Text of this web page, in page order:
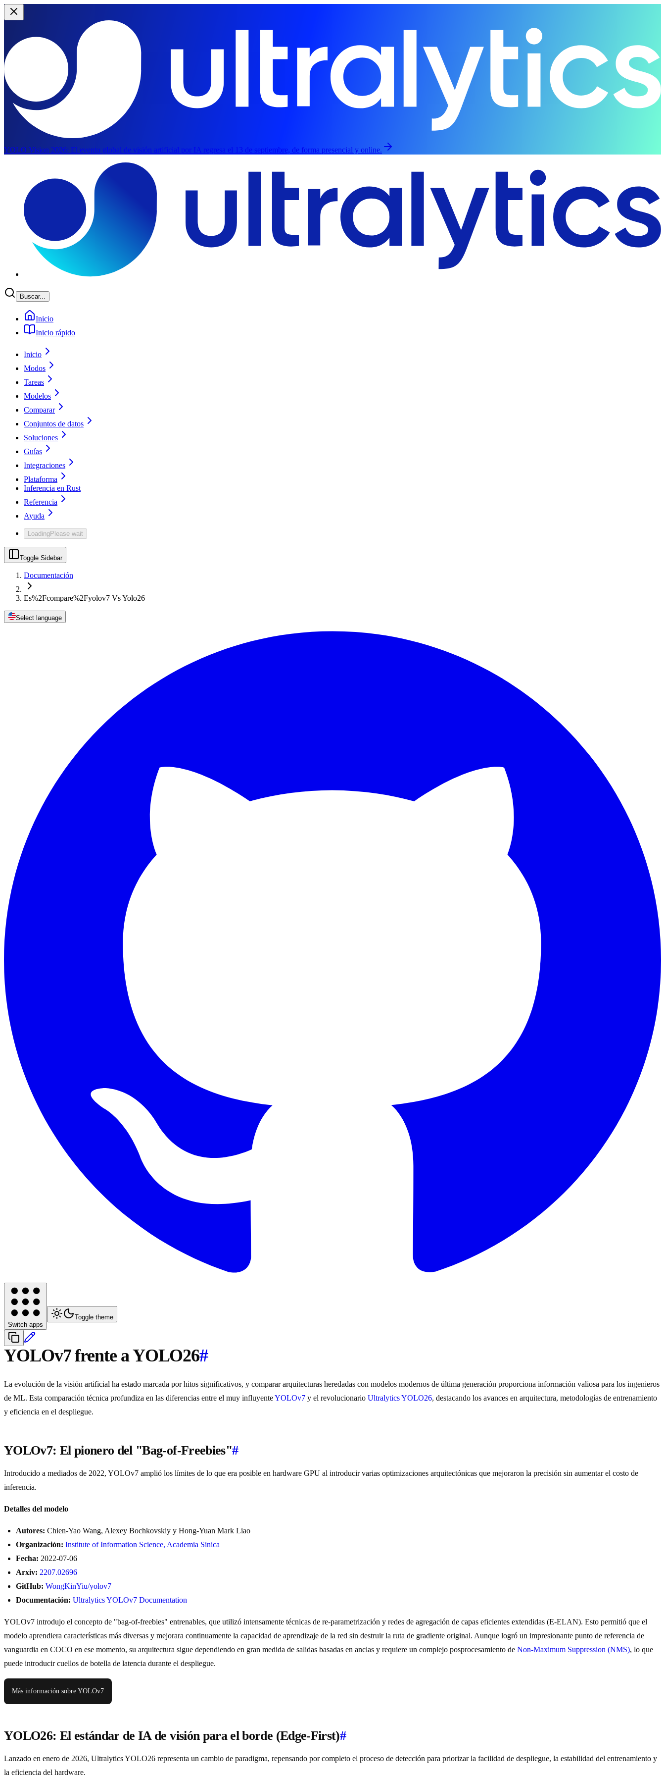
YOLO Vision 2026: El evento global de visión artificial por IA regresa el 13 de septiembre, de forma presencial y online.
Buscar...
Inicio
Inicio rápido
Inicio
Modos
Tareas
Modelos
Comparar
Conjuntos de datos
Soluciones
Guías
Integraciones
Plataforma
Inferencia en Rust
Referencia
Ayuda
LoadingPlease wait
Toggle Sidebar
Documentación
Es%2Fcompare%2Fyolov7 Vs Yolo26
Select language
Switch apps
Toggle theme
YOLOv7 frente a YOLO26#
La evolución de la visión artificial ha estado marcada por hitos significativos, y comparar arquitecturas heredadas con modelos modernos de última generación proporciona información valiosa para los ingenieros
de ML. Esta comparación técnica profundiza en las diferencias entre el muy influyenteYOLOv7 y el revolucionario Ultralytics YOLO26, destacando los avances en arquitectura, metodologías de entrenamiento
y eficiencia en el despliegue.
YOLOv7: El pionero del "Bag-of-Freebies"#
Introducido a mediados de 2022, YOLOv7 amplió los límites de lo que era posible en hardware GPU al introducir varias optimizaciones arquitectónicas que mejoraron la precisión sin aumentar el costo de
inferencia.
Detalles del modelo
Autores: Chien-Yao Wang, Alexey Bochkovskiy y Hong-Yuan Mark Liao
Organización: Institute of Information Science, Academia Sinica
Fecha: 2022-07-06
Arxiv: 2207.02696
GitHub: WongKinYiu/yolov7
Documentación: Ultralytics YOLOv7 Documentation
YOLOv7 introdujo el concepto de "bag-of-freebies" entrenables, que utilizó intensamente técnicas de re-parametrización y redes de agregación de capas eficientes extendidas (E-ELAN). Esto permitió que el
modelo aprendiera características más diversas y mejorara continuamente la capacidad de aprendizaje de la red sin destruir la ruta de gradiente original. Aunque logró un impresionante punto de referencia de
vanguardia en COCO en ese momento, su arquitectura sigue dependiendo en gran medida de salidas basadas en anclas y requiere un complejo posprocesamiento de Non-Maximum Suppression (NMS), lo que
puede introducir cuellos de botella de latencia durante el despliegue.
Más información sobre YOLOv7
YOLO26: El estándar de IA de visión para el borde (Edge-First)#
Lanzado en enero de 2026, Ultralytics YOLO26 representa un cambio de paradigma, repensando por completo el proceso de detección para priorizar la facilidad de despliegue, la estabilidad del entrenamiento y
la eficiencia del hardware.